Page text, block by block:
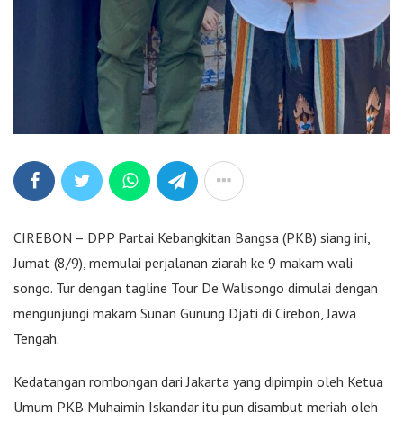
CIREBON – DPP Partai Kebangkitan Bangsa (PKB) siang ini,
Jumat (8/9), memulai perjalanan ziarah ke 9 makam wali
songo. Tur dengan tagline Tour De Walisongo dimulai dengan
mengunjungi makam Sunan Gunung Djati di Cirebon, Jawa
Tengah.
Kedatangan rombongan dari Jakarta yang dipimpin oleh Ketua
Umum PKB Muhaimin Iskandar itu pun disambut meriah oleh